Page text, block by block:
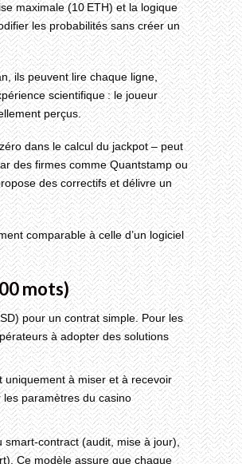
maximale (10 ETH) et la logique
les probabilités sans créer un
ils peuvent lire chaque ligne,
scientifique : le joueur
perçus.
dans le calcul du jackpot – peut
des firmes comme Quantstamp ou
des correctifs et délivre un
comparable à celle d’un logiciel
mots)
pour un contrat simple. Pour les
à adopter des solutions
à miser et à recevoir
paramètres du casino
(audit, mise à jour),
Ce modèle assure que chaque